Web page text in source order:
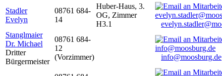
Stadler
Evelyn
08761 684-
14
Huber-Haus, 3.
OG, Zimmer
H3.1
Stanglmaier
Dr. Michael
Dritter
Bürgermeister
08761 684-
12
(Vorzimmer)
info@moosburg.de